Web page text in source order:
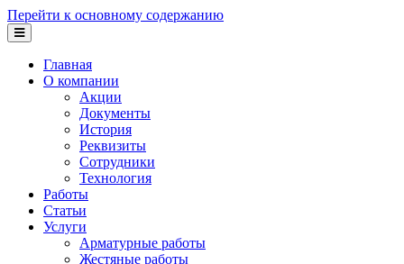
Перейти к основному содержанию
Главная
О компании
Акции
Документы
История
Реквизиты
Сотрудники
Технология
Работы
Статьи
Услуги
Арматурные работы
Жестяные работы